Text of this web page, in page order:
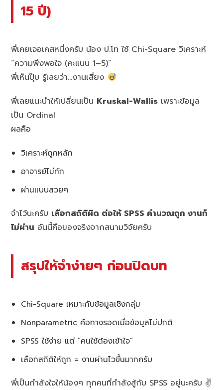
15 ปี)
พี่เคยเจอเคสหนึ่งครับ น้อง ป.โท ใช้ Chi-Square วิเคราะห์
“ความพึงพอใจ (คะแนน 1–5)”
พี่เห็นปุ๊บ รู้เลยว่า…งานเสี่ยง
พี่เลยแนะนำให้เปลี่ยนเป็น Kruskal-Wallis เพราะข้อมูล
เป็น Ordinal
ผลคือ
วิเคราะห์ถูกหลัก
อาจารย์ไม่ทัก
ผ่านแบบสวยๆ
จำไว้นะครับ เลือกสถิติผิด ต่อให้ SPSS คำนวณถูก งานก็
ไม่ผ่าน อันนี้คือของจริงจากสนามวิจัยครับ
สรุปให้จำง่ายๆ ก่อนปิดบท
Chi-Square เหมาะกับข้อมูลเชิงกลุ่ม
Nonparametric คือทางรอดเมื่อข้อมูลไม่ปกติ
SPSS ใช้ง่าย แต่ “คนใช้ต้องเข้าใจ”
เลือกสถิติให้ถูก = งานผ่านไวขึ้นมากครับ
พี่เป็นกำลังใจให้น้องๆ ทุกคนที่กำลังสู้กับ SPSS อยู่นะครับ ✌️